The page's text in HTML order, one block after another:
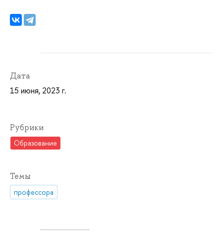
Дата
15 июня, 2023 г.
Рубрики
Образование
Темы
профессора